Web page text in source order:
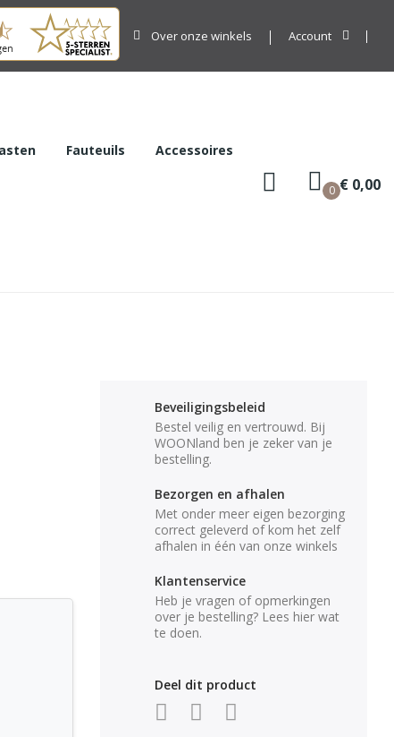
Over onze winkels Account
Fauteuils Accessoires
0 € 0,00
Beveiligingsbeleid
Bestel veilig en vertrouwd. Bij
WOONland ben je zeker van je
bestelling.
Bezorgen en afhalen
Met onder meer eigen bezorging
correct geleverd of kom het zelf
afhalen in één van onze winkels
Klantenservice
Heb je vragen of opmerkingen
over je bestelling? Lees hier wat
te doen.
Deel dit product